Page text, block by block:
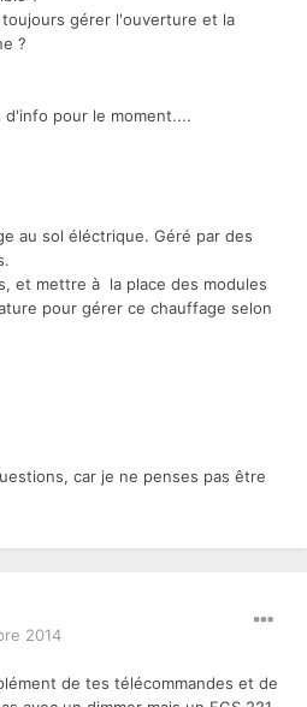
gérer l'ouverture et la
?
d'info pour le moment....
au sol éléctrique. Géré par des
et mettre à la place des modules
pour gérer ce chauffage selon
car je ne penses pas être
2014
de tes télécommandes et de